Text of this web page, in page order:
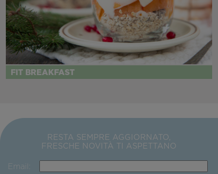
FIT BREAKFAST
RESTA SEMPRE AGGIORNATO,
FRESCHE NOVITÀ TI ASPETTANO
Email: